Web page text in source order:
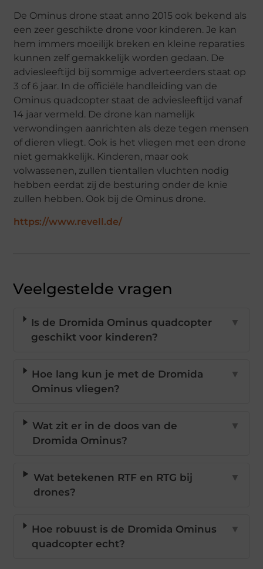
De Ominus drone staat anno 2015 ook bekend als
een zeer geschikte drone voor kinderen. Je kan
hem immers moeilijk breken en kleine reparaties
kunnen zelf gemakkelijk worden gedaan. De
adviesleeftijd bij sommige adverteerders staat op
3 of 6 jaar. In de officiële handleiding van de
Ominus quadcopter staat de adviesleeftijd vanaf
14 jaar vermeld. De drone kan namelijk
verwondingen aanrichten als deze tegen mensen
of dieren vliegt. Ook is het vliegen met een drone
niet gemakkelijk. Kinderen, maar ook
volwassenen, zullen tientallen vluchten nodig
hebben eerdat zij de besturing onder de knie
zullen hebben. Ook bij de Ominus drone.
https://www.revell.de/
Veelgestelde vragen
Is de Dromida Ominus quadcopter
geschikt voor kinderen?
▼
Hoe lang kun je met de Dromida
Ominus vliegen?
▼
Wat zit er in de doos van de
Dromida Ominus?
▼
Wat betekenen RTF en RTG bij
drones?
▼
Hoe robuust is de Dromida Ominus
quadcopter echt?
▼